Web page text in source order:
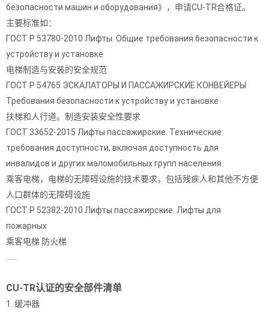
безопасности машин и оборудования》，申请CU-TR合格证。
主要标准如：
ГОСТ Р 53780-2010 Лифты. Общие требования безопасности к
устройству и установке
电梯制造与安装的安全规范
ГОСТ Р 54765 ЭСКАЛАТОРЫ И ПАССАЖИРСКИЕ КОНВЕЙЕРЫ
Требования безопасности к устройству и установке
扶梯和人行道。制造安装安全性要求
ГОСТ 33652-2015 Лифты пассажирские. Технические
требования доступности, включая доступность для
инвалидов и других маломобильных групп населения
乘客电梯，电梯的无障碍设施的技术要求，包括残疾人和其他不方便
人口群体的无障碍设施
ГОСТ Р 52382-2010 Лифты пассажирские. Лифты для
пожарных
乘客电梯 防火梯
CU-TR认证的安全部件清单
1. 缓冲器